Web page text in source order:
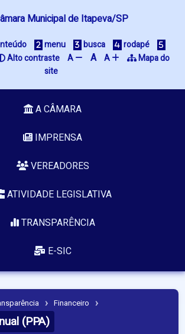
Municipal de Itapeva/SP
menu busca
rodapé
Alto contraste A A A
Mapa do
site
A CÂMARA
IMPRENSA
VEREADORES
ATIVIDADE LEGISLATIVA
TRANSPARÊNCIA
E-SIC
› Financeiro ›
(PPA)